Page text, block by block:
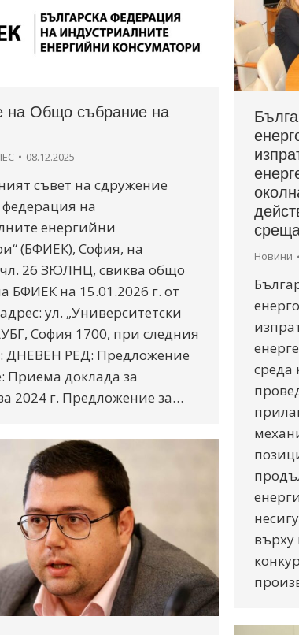
Новини
среда
върху
на Общо събрание на
08.12.2025
съвет на сдружение
федерация на
енергийни
(БФИЕК), София, на
26 ЗЮЛНЦ, свиква общо
БФИЕК на 15.01.2026 г. от
ул. „Университетски
София 1700, при следния
ДНЕВЕН РЕД: Предложение
Приема доклада за
2024 г. Предложение за…